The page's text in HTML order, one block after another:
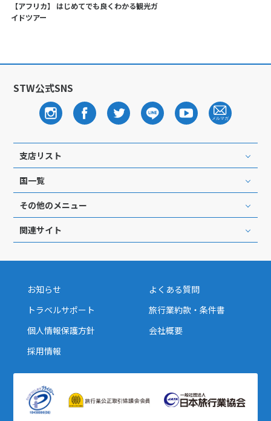
【アフリカ】 はじめてでも良くわかる観光ガ
イドツアー
STW公式SNS
支店リスト
国一覧
その他のメニュー
関連サイト
お知らせ
よくある質問
トラベルサポート
旅行業約款・条件書
個人情報保護方針
会社概要
採用情報